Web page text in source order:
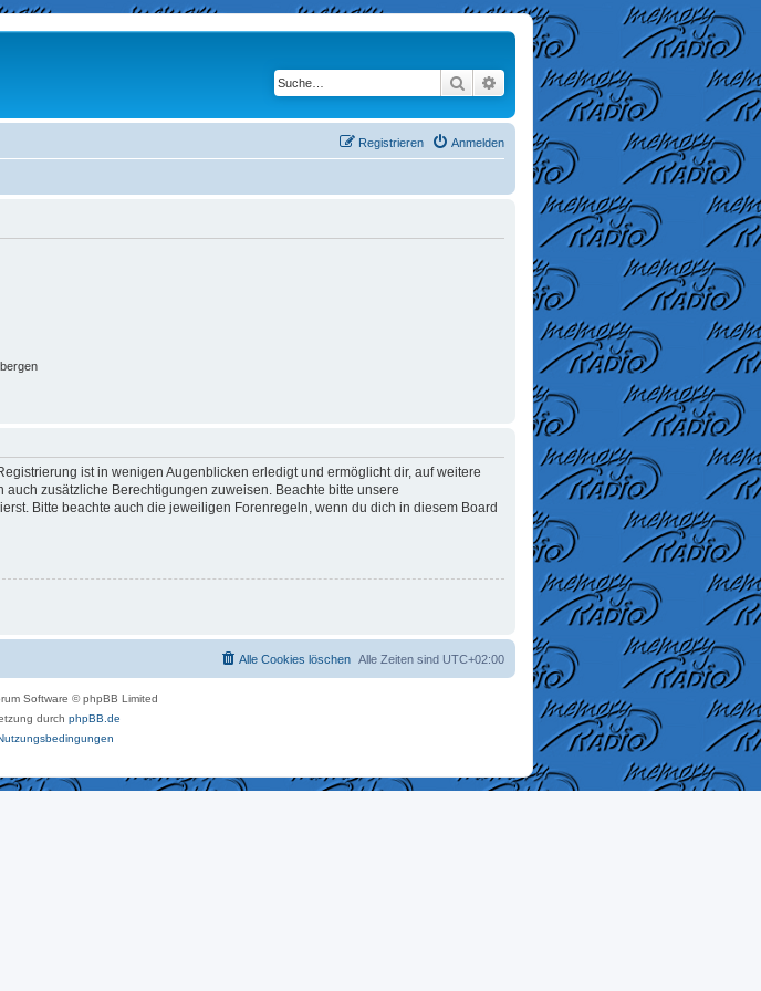
Suche Erweiterte Suche
Anmelden
Registrieren
ist in wenigen Augenblicken erledigt und ermöglicht dir, auf weitere
zusätzliche Berechtigungen zuweisen. Beachte bitte unsere
Bitte beachte auch die jeweiligen Forenregeln, wenn du dich in diesem Board
Alle Zeiten sind UTC+02:00
Alle Cookies löschen
Software © phpBB Limited
durch phpBB.de